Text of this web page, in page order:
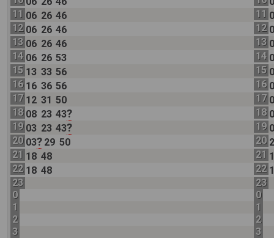
11 06 26 46
12 06 26 46
13 06 26 46
14 06 26 53
15 13 33 56
16 16 36 56
17 12 31 50
18 08 23 43?
19 03 23 43?
20 03? 29 50
21 18 48
22 18 48
23
0
1
2
3
11
12
13
14
15
16
17
18
19
20
21
22
23
0
1
2
3